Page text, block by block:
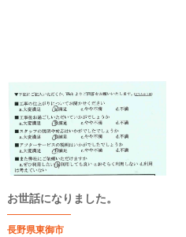
お世話になりました。
長野県東御市